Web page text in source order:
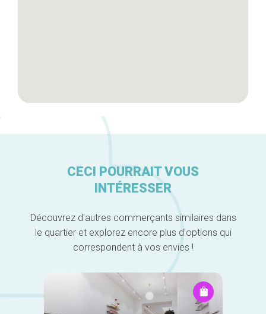
CECI POURRAIT VOUS
INTÉRESSER
Découvrez d'autres commerçants similaires dans
le quartier et explorez encore plus d'options qui
correspondent à vos envies !